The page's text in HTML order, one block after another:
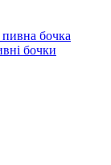
бочка
бочки